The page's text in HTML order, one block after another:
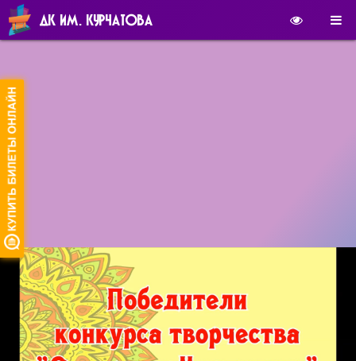
ДК ИМ. КУРЧАТОВА